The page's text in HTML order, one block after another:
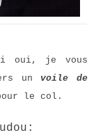
oui, je vous
un voile de
le col.